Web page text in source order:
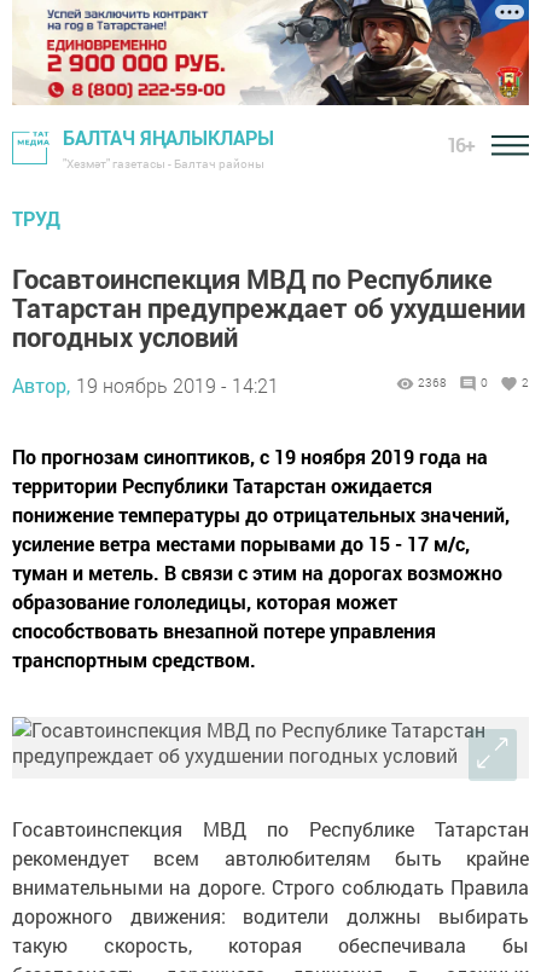
БАЛТАЧ ЯҢАЛЫКЛАРЫ
"Хезмәт" газетасы - Балтач районы
16+
ТРУД
Госавтоинспекция МВД по Республике
Татарстан предупреждает об ухудшении
погодных условий
Автор, 19 ноябрь 2019 - 14:21 2368 0 2
По прогнозам синоптиков, с 19 ноября 2019 года на
территории Республики Татарстан ожидается
понижение температуры до отрицательных значений,
усиление ветра местами порывами до 15 - 17 м/с,
туман и метель. В связи с этим на дорогах возможно
образование гололедицы, которая может
способствовать внезапной потере управления
транспортным средством.
Госавтоинспекция МВД по Республике Татарстан
рекомендует всем автолюбителям быть крайне
внимательными на дороге. Строго соблюдать Правила
дорожного движения: водители должны выбирать
такую скорость, которая обеспечивала бы